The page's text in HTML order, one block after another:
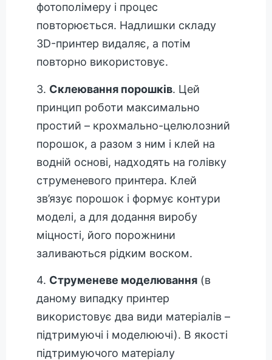
фотополімеру і процес
повторюється. Надлишки складу
3D-принтер видаляє, а потім
повторно використовує.
3. Склеювання порошків. Цей
принцип роботи максимально
простий – крохмально-целюлозний
порошок, а разом з ним і клей на
водній основі, надходять на голівку
струменевого принтера. Клей
зв’язує порошок і формує контури
моделі, а для додання виробу
міцності, його порожнини
заливаються рідким воском.
4. Струменеве моделювання (в
даному випадку принтер
використовує два види матеріалів –
підтримуючі і моделюючі). В якості
підтримуючого матеріалу